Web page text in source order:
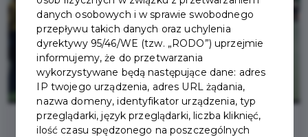
danych osobowych i w sprawie swobodnego
przepływu takich danych oraz uchylenia
dyrektywy 95/46/WE (tzw. „RODO”) uprzejmie
informujemy, że do przetwarzania
wykorzystywane będą następujące dane: adres
IP twojego urządzenia, adres URL żądania,
nazwa domeny, identyfikator urządzenia, typ
przeglądarki, język przeglądarki, liczba kliknięć,
ilość czasu spędzonego na poszczególnych